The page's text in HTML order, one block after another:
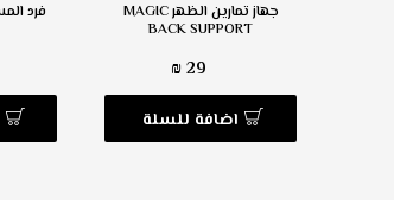
جهاز تمارين الظهر MAGIC
BACK SUPPORT
29 ₪
اضافة للسلة